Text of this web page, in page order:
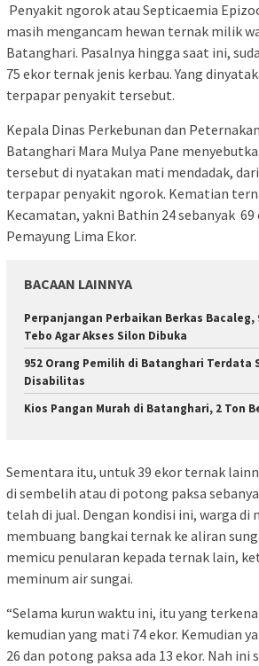
Penyakit ngorok atau Septicaemia
masih mengancam hewan ternak milik
Batanghari. Pasalnya hingga saat ini,
75 ekor ternak jenis kerbau. Yang
terpapar penyakit tersebut.
Kepala Dinas Perkebunan dan
Batanghari Mara Mulya Pane
tersebut di nyatakan mati mendadak,
terpapar penyakit ngorok. Kematian
Kecamatan, yakni Bathin 24 sebanyak
Pemayung Lima Ekor.
BACAAN LAINNYA
Perpanjangan Perbaikan Berkas Bacaleg,
Tebo Agar Akses Silon Dibuka
952 Orang Pemilih di Batanghari Terdata
Disabilitas
Kios Pangan Murah di Batanghari, 2 Ton
Sementara itu, untuk 39 ekor ternak
di sembelih atau di potong paksa
telah di jual. Dengan kondisi ini, warga
membuang bangkai ternak ke aliran
memicu penularan kepada ternak lain,
meminum air sungai.
“Selama kurun waktu ini, itu yang
kemudian yang mati 74 ekor. Kemudian
26 dan potong paksa ada 13 ekor. Nah ini